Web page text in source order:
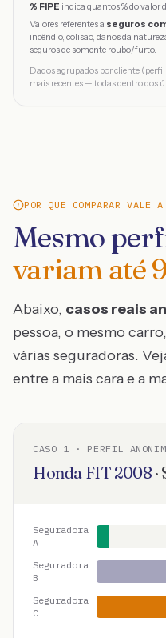
% FIPE indica quantos % do valor
Valores referentes a seguros
incêndio, colisão, danos da
seguros de somente roubo/furto.
Dados agrupados por cliente
mais recentes — todas dentro dos
POR QUE COMPARAR VALE
Mesmo
variam até
Abaixo, casos reais
pessoa, o mesmo
várias seguradoras.
entre a mais cara e a
CASO 1 · PERFIL
Honda FIT 2008 ·
Seguradora
A
Seguradora
B
Seguradora
C